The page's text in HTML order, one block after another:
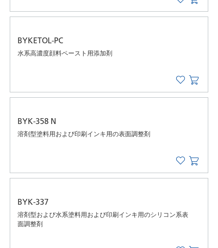
BYKETOL-PC
水系高濃度顔料ペースト用添加剤
BYK-358 N
溶剤型塗料用および印刷インキ用の表面調整剤
BYK-337
溶剤型および水系塗料用および印刷インキ用のシリコン系表
面調整剤